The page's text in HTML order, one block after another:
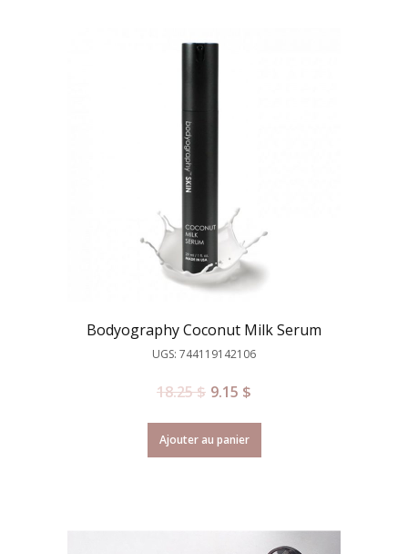
Bodyography Coconut Milk Serum
UGS: 744119142106
18.25$ 9.15 $
Ajouter au panier